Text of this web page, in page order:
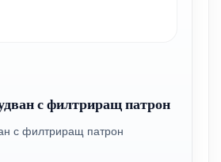
с филтриращ патрон
с филтриращ патрон